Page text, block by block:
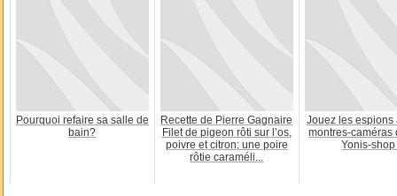
Pourquoi refaire sa salle de
bain?
Recette de Pierre Gagnaire
Filet de pigeon rôti sur l’os,
poivre et citron; une poire
rôtie caraméli...
Jouez les espions
montres-caméras
Yonis-shop